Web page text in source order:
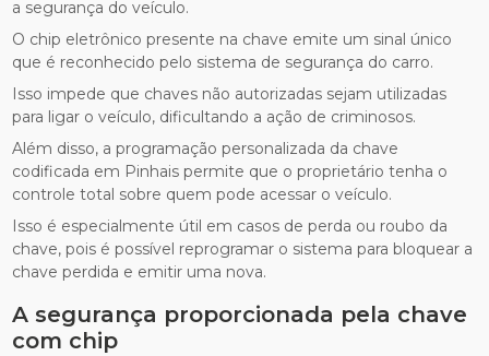
a segurança do veículo.
O chip eletrônico presente na chave emite um sinal único
que é reconhecido pelo sistema de segurança do carro.
Isso impede que chaves não autorizadas sejam utilizadas
para ligar o veículo, dificultando a ação de criminosos.
Além disso, a programação personalizada da chave
codificada em Pinhais permite que o proprietário tenha o
controle total sobre quem pode acessar o veículo.
Isso é especialmente útil em casos de perda ou roubo da
chave, pois é possível reprogramar o sistema para bloquear a
chave perdida e emitir uma nova.
A segurança proporcionada pela chave
com chip